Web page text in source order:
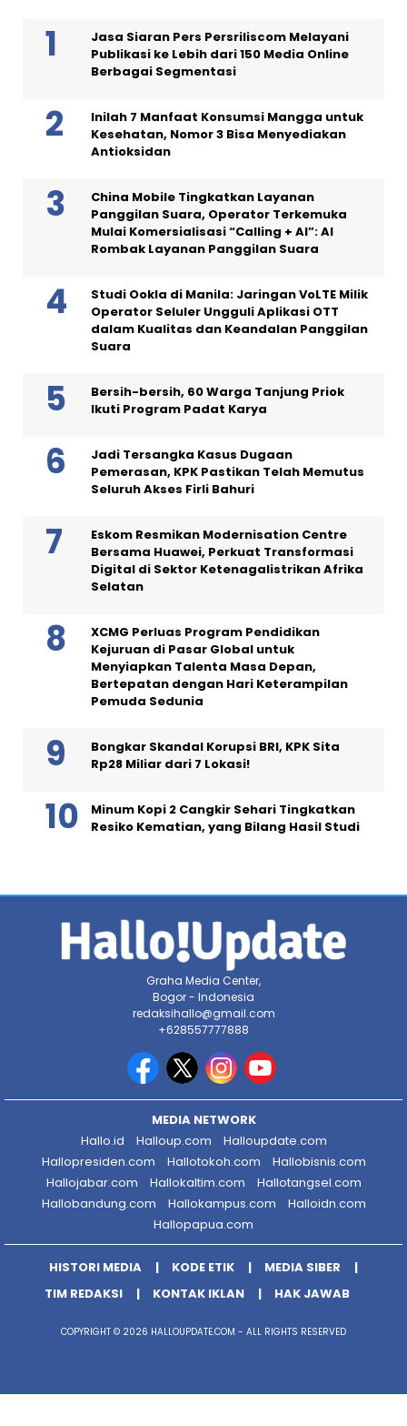
Jasa Siaran Pers Persriliscom Melayani
Publikasi ke Lebih dari 150 Media Online
Berbagai Segmentasi
Inilah 7 Manfaat Konsumsi Mangga untuk
Kesehatan, Nomor 3 Bisa Menyediakan
Antioksidan
China Mobile Tingkatkan Layanan
Panggilan Suara, Operator Terkemuka
Mulai Komersialisasi “Calling + AI”: AI
Rombak Layanan Panggilan Suara
Studi Ookla di Manila: Jaringan VoLTE Milik
Operator Seluler Ungguli Aplikasi OTT
dalam Kualitas dan Keandalan Panggilan
Suara
Bersih-bersih, 60 Warga Tanjung Priok
Ikuti Program Padat Karya
Jadi Tersangka Kasus Dugaan
Pemerasan, KPK Pastikan Telah Memutus
Seluruh Akses Firli Bahuri
Eskom Resmikan Modernisation Centre
Bersama Huawei, Perkuat Transformasi
Digital di Sektor Ketenagalistrikan Afrika
Selatan
XCMG Perluas Program Pendidikan
Kejuruan di Pasar Global untuk
Menyiapkan Talenta Masa Depan,
Bertepatan dengan Hari Keterampilan
Pemuda Sedunia
Bongkar Skandal Korupsi BRI, KPK Sita
Rp28 Miliar dari 7 Lokasi!
Minum Kopi 2 Cangkir Sehari Tingkatkan
Resiko Kematian, yang Bilang Hasil Studi
Graha Media Center,
Bogor - Indonesia
redaksihallo@gmail.com
+628557777888
MEDIA NETWORK
Hallo.id
Halloup.com
Halloupdate.com
Hallopresiden.com
Hallotokoh.com
Hallobisnis.com
Hallojabar.com
Hallokaltim.com
Hallotangsel.com
Hallobandung.com
Hallokampus.com
Halloidn.com
Hallopapua.com
HISTORI MEDIA KODE ETIK
MEDIA SIBER
TIM REDAKSI
KONTAK IKLAN HAK JAWAB
COPYRIGHT © 2026 HALLOUPDATE.COM - ALL RIGHTS RESERVED